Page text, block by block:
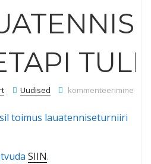
Uudised Lauatenniseturniiri VI
kommenteerimine on
toimus lauatenniseturniiri
SIIN.